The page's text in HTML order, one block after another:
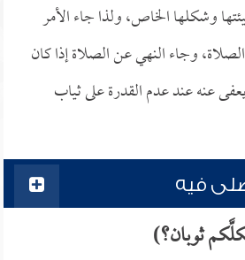
وشكلها الخاص، ولذا جاء الأمر
وجاء النهي عن الصلاة إذا كان
عنه عند عدم القدرة على ثياب
فيه
ثوبان؟)